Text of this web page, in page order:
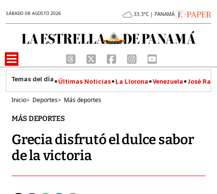
SÁBADO 08 AGOSTO 2026 33.3°C | PANAMÁ
Últimas Noticias La Llorona Venezuela José
Inicio> Deportes> Más deportes
MÁS DEPORTES
Grecia disfrutó el dulce sabor
de la victoria